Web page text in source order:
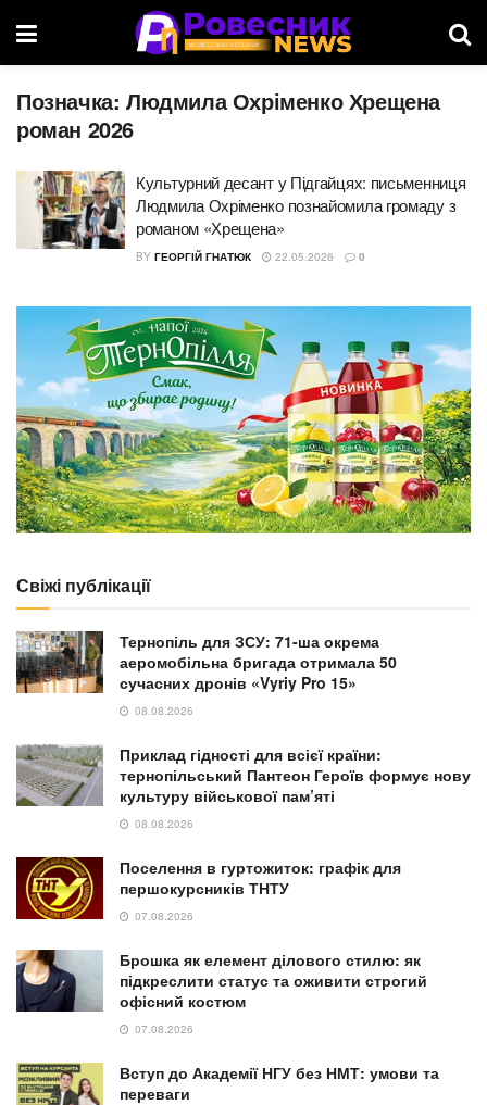
Позначка: Людмила Охріменко Хрещена
роман 2026
Культурний десант у Підгайцях: письменниця
Людмила Охріменко познайомила громаду з
романом «Хрещена»
BY ГЕОРГІЙ ГНАТЮК 22.05.2026 0
Свіжі публікації
Тернопіль для ЗСУ: 71-ша окрема
аеромобільна бригада отримала 50
сучасних дронів «Vyriy Pro 15»
08.08.2026
Приклад гідності для всієї країни:
тернопільський Пантеон Героїв формує нову
культуру військової пам’яті
08.08.2026
Поселення в гуртожиток: графік для
першокурсників ТНТУ
07.08.2026
Брошка як елемент ділового стилю: як
підкреслити статус та оживити строгий
офісний костюм
07.08.2026
Вступ до Академії НГУ без НМТ: умови та
переваги